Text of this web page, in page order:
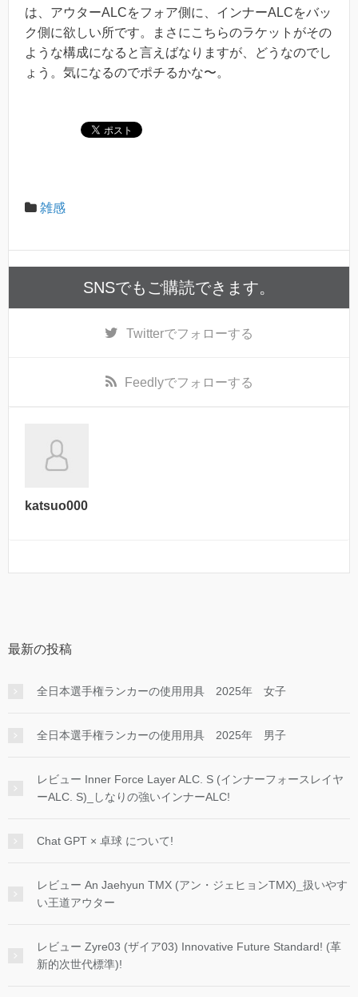
は、アウターALCをフォア側に、インナーALCをバッ
ク側に欲しい所です。まさにこちらのラケットがその
ような構成になると言えばなりますが、どうなのでし
ょう。気になるのでポチるかな〜。
雑感
SNSでもご購読できます。
Twitterでフォローする
Feedlyでフォローする
katsuo000
最新の投稿
全日本選手権ランカーの使用用具 2025年 女子
全日本選手権ランカーの使用用具 2025年 男子
レビュー Inner Force Layer ALC. S (インナーフォースレイヤ
ーALC. S)_しなりの強いインナーALC!
Chat GPT × 卓球 について!
レビュー An Jaehyun TMX (アン・ジェヒョンTMX)_扱いやす
い王道アウター
レビュー Zyre03 (ザイア03) Innovative Future Standard! (革
新的次世代標準)!